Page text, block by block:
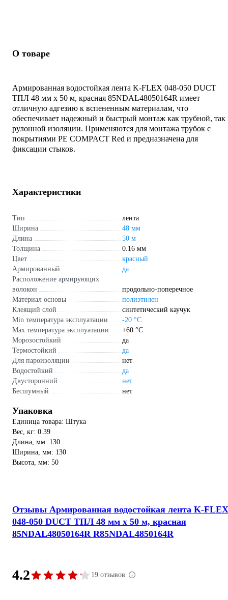
О товаре
Армированная водостойкая лента K-FLEX 048-050 DUCT
ТПЛ 48 мм х 50 м, красная 85NDAL48050164R имеет
отличную адгезию к вспененным материалам, что
обеспечивает надежный и быстрый монтаж как трубной, так
рулонной изоляции. Применяются для монтажа трубок с
покрытиями PE COMPACT Red и предназначена для
фиксации стыков.
Характеристики
Тип
лента
Ширина
48 мм
Длина
50 м
Толщина
0.16 мм
Цвет
красный
Армированный
да
Расположение армирующих
волокон
продольно-поперечное
Материал основы
полиэтилен
Клеящий слой
синтетический каучук
Min температура эксплуатации
-20 °С
Max температура эксплуатации
+60 °С
Морозостойкий
да
Термостойкий
да
Для пароизоляции
нет
Водостойкий
да
Двусторонний
нет
Бесшумный
нет
Упаковка
Единица товара: Штука
Вес, кг: 0.39
Длина, мм: 130
Ширина, мм: 130
Высота, мм: 50
Отзывы Армированная водостойкая лента K-FLEX
048-050 DUCT ТПЛ 48 мм х 50 м, красная
85NDAL48050164R R85NDAL4850164R
4.2 19 отзывов